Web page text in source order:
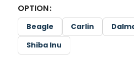
OPTION
Beagle Carlin
Shiba Inu
Alternative: